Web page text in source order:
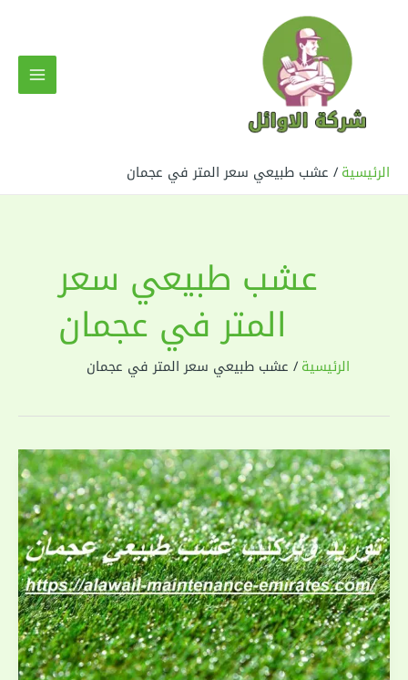
الرئيسية عشب طبيعي سعر المتر في عجمان
عشب طبيعي سعر
المتر في عجمان
الرئيسية عشب طبيعي سعر المتر في عجمان